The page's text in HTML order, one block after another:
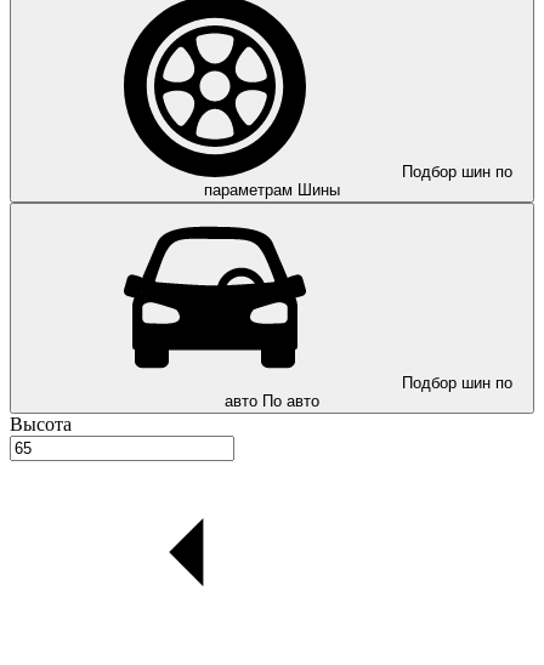
Подбор шин по
параметрам
Шины
Подбор шин по
авто По авто
Высота